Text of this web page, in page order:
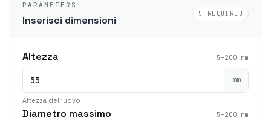
PARAMETERS
Inserisci dimensioni
5 REQUIRED
Altezza 5–200 mm
mm
Altezza dell'uovo
Diametro massimo 5–200 mm